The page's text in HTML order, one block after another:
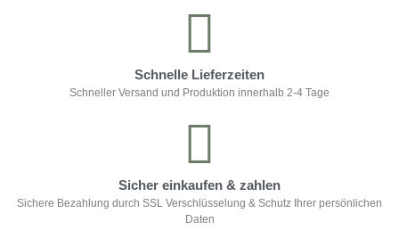
Schnelle Lieferzeiten
Schneller Versand und Produktion innerhalb 2-4 Tage
Sicher einkaufen & zahlen
Sichere Bezahlung durch SSL Verschlüsselung & Schutz Ihrer persönlichen
Daten